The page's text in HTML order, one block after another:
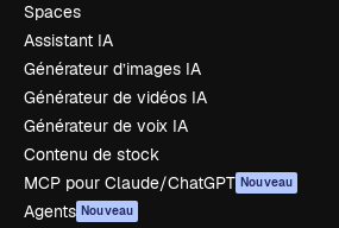
Spaces
Assistant IA
Générateur d’images IA
Générateur de vidéos IA
Générateur de voix IA
Contenu de stock
MCP pour Claude/ChatGPT Nouveau
Agents Nouveau